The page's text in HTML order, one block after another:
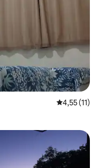
4,55 de uma
4,55 (11)